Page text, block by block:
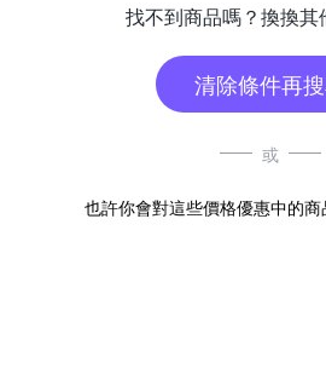
找不到商品嗎？換換其
清除條件再
或
也許你會對這些價格優惠中的商